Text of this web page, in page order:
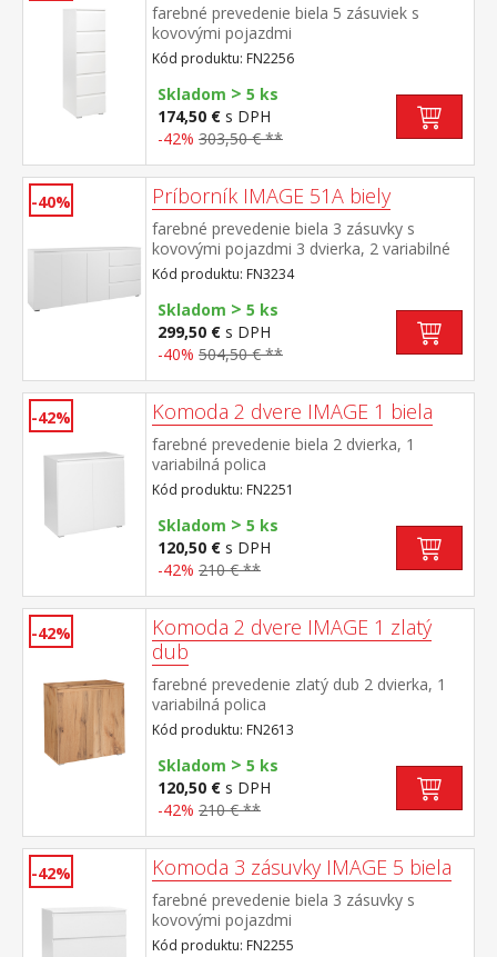
farebné prevedenie biela 5 zásuviek s
kovovými pojazdmi
Kód produktu: FN2256
Skladom > 5 ks
174,50 € s DPH
-42% 303,50 € **
-40% Príborník IMAGE 51A biely
farebné prevedenie biela 3 zásuvky s
kovovými pojazdmi 3 dvierka, 2 variabilné
police
Kód produktu: FN3234
Skladom > 5 ks
299,50 € s DPH
-40% 504,50 € **
-42% Komoda 2 dvere IMAGE 1 biela
farebné prevedenie biela 2 dvierka, 1
variabilná polica
Kód produktu: FN2251
Skladom > 5 ks
120,50 € s DPH
-42% 210 € **
-42%
Komoda 2 dvere IMAGE 1 zlatý
dub
farebné prevedenie zlatý dub 2 dvierka, 1
variabilná polica
Kód produktu: FN2613
Skladom > 5 ks
120,50 € s DPH
-42% 210 € **
-42% Komoda 3 zásuvky IMAGE 5 biela
farebné prevedenie biela 3 zásuvky s
kovovými pojazdmi
Kód produktu: FN2255